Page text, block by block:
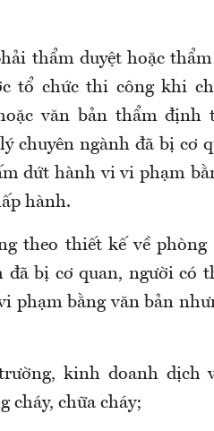
thẩm duyệt hoặc
tổ chức thi công khi
văn bản thẩm định
chuyên ngành đã bị cơ
dứt hành vi vi phạm
hành.
theo thiết kế về phòng
bị cơ quan, người có
phạm bằng văn bản
kinh doanh dịch
cháy, chữa cháy;